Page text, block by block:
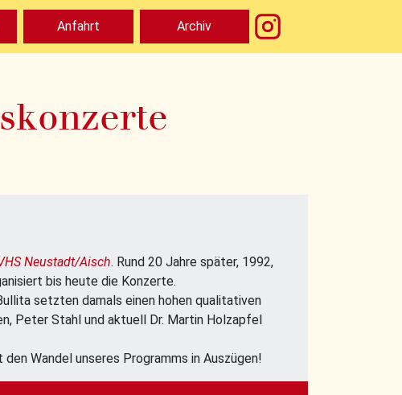
Anfahrt Archiv
Neustadt/Aisch. Rund 20 Jahre später, 1992,
bis heute die Konzerte.
setzten damals einen hohen qualitativen
Peter Stahl und aktuell Dr. Martin Holzapfel
Wandel unseres Programms in Auszügen!